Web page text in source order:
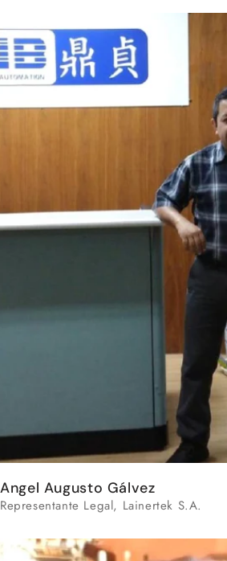
Angel Augusto Gálvez
Representante Legal, Lainertek S.A.